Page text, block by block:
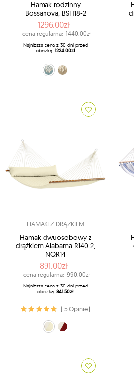
Hamak rodzinny
Bossanova, BSH18-2
1296.00zł
cena regularna: 1440.00zł
Najniższa cena z 30 dni przed
obniżką: 1224.00zł
błękitny (39 - Fjord)
beżowy (61 - Muscade)
HAMAKI Z DRĄŻKIEM
Hamak dwuosobowy z
drążkiem Alabama R140-2,
NQR14
891.00zł
cena regularna: 990.00zł
Najniższa cena z 30 dni przed
obniżką: 841.50zł
( 5 Opinie )
ecru (11)
Czerwony (21)